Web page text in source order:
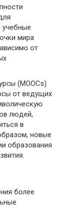
учебные
мира
от
(MOOCs)
от ведущих
людей,
в
новые
образования
более